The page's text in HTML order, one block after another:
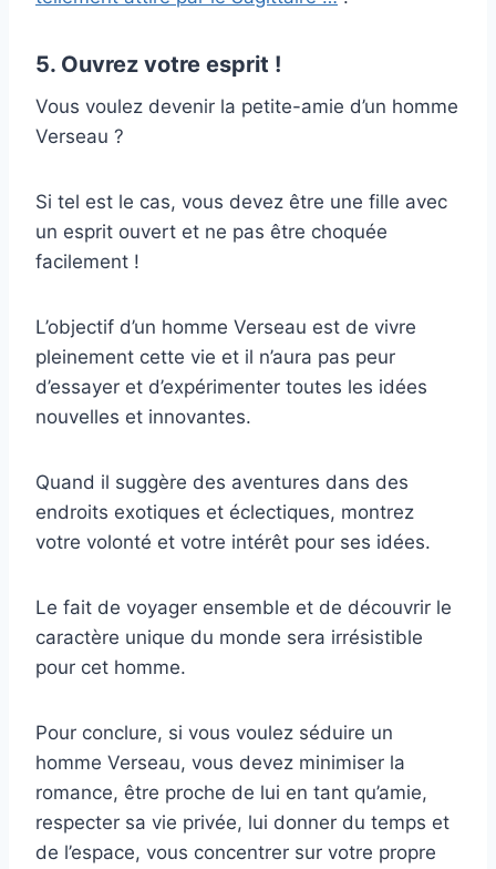
5. Ouvrez votre esprit !
Vous voulez devenir la petite-amie d’un homme
Verseau ?
Si tel est le cas, vous devez être une fille avec
un esprit ouvert et ne pas être choquée
facilement !
L’objectif d’un homme Verseau est de vivre
pleinement cette vie et il n’aura pas peur
d’essayer et d’expérimenter toutes les idées
nouvelles et innovantes.
Quand il suggère des aventures dans des
endroits exotiques et éclectiques, montrez
votre volonté et votre intérêt pour ses idées.
Le fait de voyager ensemble et de découvrir le
caractère unique du monde sera irrésistible
pour cet homme.
Pour conclure, si vous voulez séduire un
homme Verseau, vous devez minimiser la
romance, être proche de lui en tant qu’amie,
respecter sa vie privée, lui donner du temps et
de l’espace, vous concentrer sur votre propre